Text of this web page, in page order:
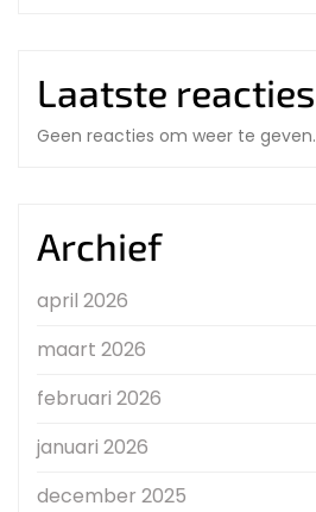
Laatste reacties
Geen reacties om weer te geven.
Archief
april 2026
maart 2026
februari 2026
januari 2026
december 2025